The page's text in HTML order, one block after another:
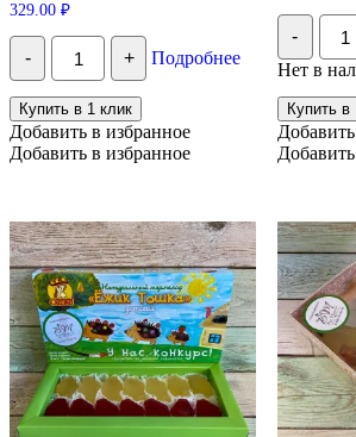
329.00 ₽
-
Количество
Мармеладная
сказка
мармелад
«С
клюквой»,
300
+ Подробнее
Купить в 1 клик
Добавить в избранное
Добавить в избранное
-
500г
Нет в
Купить в